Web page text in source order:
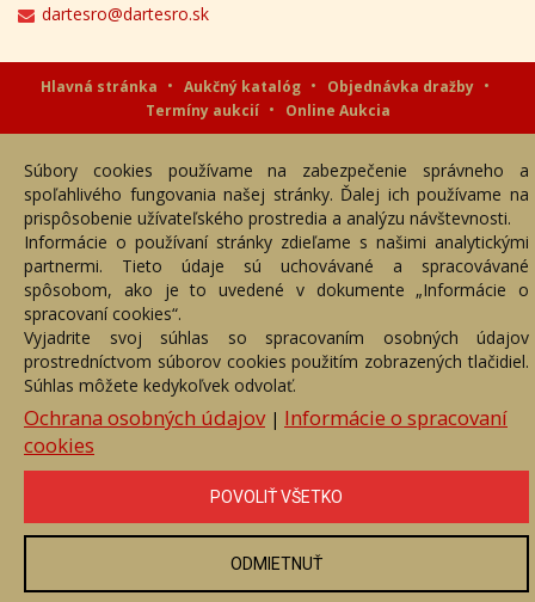
dartesro@dartesro.sk
Hlavná stránka Aukčný katalóg
Objednávka dražby
Termíny aukcií
Online Aukcia
Akékoľvek používanie obrazových a textových súčastí tejto stránky je
podmienené výslovným súhlasom jej vlastníka. Všetky práva sú
vyhradené.
Súbory cookies používame na zabezpečenie správneho a
spoľahlivého fungovania našej stránky. Ďalej ich používame na
prispôsobenie užívateľského prostredia a analýzu návštevnosti.
Informácie o používaní stránky zdieľame s našimi analytickými
partnermi. Tieto údaje sú uchovávané a spracovávané
spôsobom, ako je to uvedené v dokumente „Informácie o
spracovaní cookies“.
Vyjadrite svoj súhlas so spracovaním osobných údajov
prostredníctvom súborov cookies použitím zobrazených tlačidiel.
Súhlas môžete kedykoľvek odvolať.
Ochrana osobných údajov| Informácie o spracovaní
cookies
POVOLIŤ VŠETKO
ODMIETNUŤ